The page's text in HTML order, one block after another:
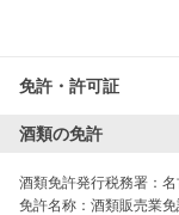
免許・許可証
酒類の免許
酒類免許発行税務署：
免許名称： 酒類販売業